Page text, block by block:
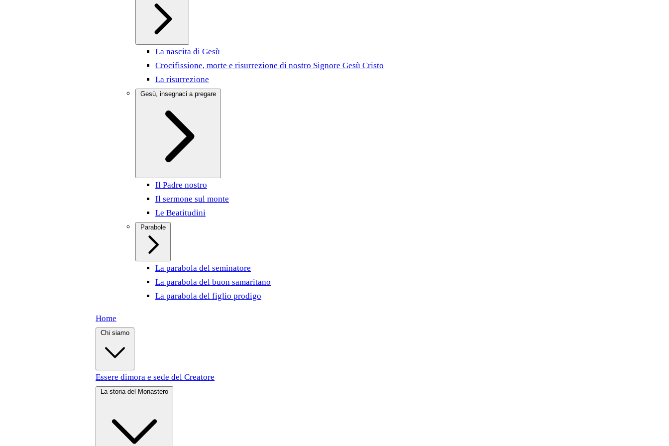
La nascita di Gesù
Crocifissione, morte e risurrezione di nostro Signore Gesù Cristo
La risurrezione
Il Padre nostro
Il sermone sul monte
Le Beatitudini
La parabola del seminatore
La parabola del buon samaritano
La parabola del figlio prodigo
Home
Essere dimora e sede del Creatore